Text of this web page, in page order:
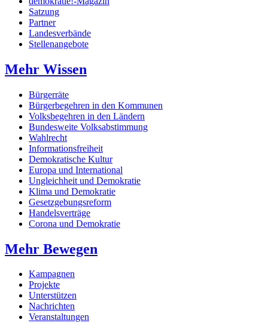
Satzung
Partner
Landesverbände
Stellenangebote
Mehr Wissen
Bürgerräte
Bürgerbegehren in den Kommunen
Volksbegehren in den Ländern
Bundesweite Volksabstimmung
Wahlrecht
Informationsfreiheit
Demokratische Kultur
Europa und International
Ungleichheit und Demokratie
Klima und Demokratie
Gesetzgebungsreform
Handelsverträge
Corona und Demokratie
Mehr Bewegen
Kampagnen
Projekte
Unterstützen
Nachrichten
Veranstaltungen